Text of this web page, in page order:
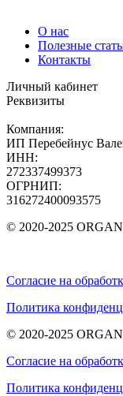
О нас
Полезные
Контакты
Личный кабинет
Реквизиты
Компания:
ИП Перебейнус
ИНН:
272337499373
ОГРНИП:
316272400093575
© 2020-2025
Согласие на
Политика
© 2020-2025
Согласие на
Политика